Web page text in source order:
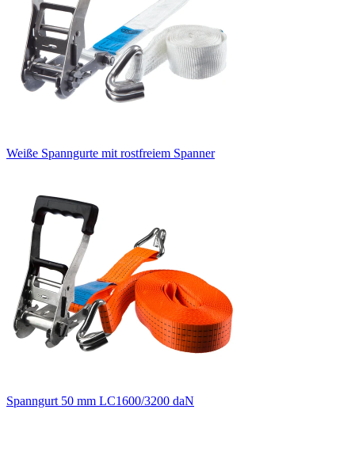
Weiße Spanngurte mit rostfreiem Spanner
Spanngurt 50 mm LC1600/3200 daN